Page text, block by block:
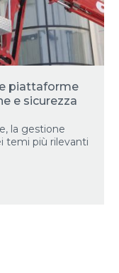
piattaforme
e sicurezza
la gestione
temi più rilevanti